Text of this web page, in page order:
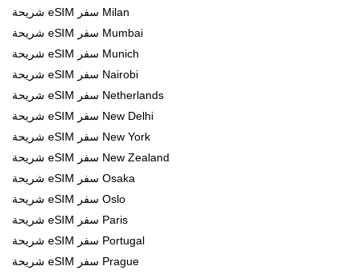
شريحة eSIM سفر Milan
شريحة eSIM سفر Mumbai
شريحة eSIM سفر Munich
شريحة eSIM سفر Nairobi
شريحة eSIM سفر Netherlands
شريحة eSIM سفر New Delhi
شريحة eSIM سفر New York
شريحة eSIM سفر New Zealand
شريحة eSIM سفر Osaka
شريحة eSIM سفر Oslo
شريحة eSIM سفر Paris
شريحة eSIM سفر Portugal
شريحة eSIM سفر Prague